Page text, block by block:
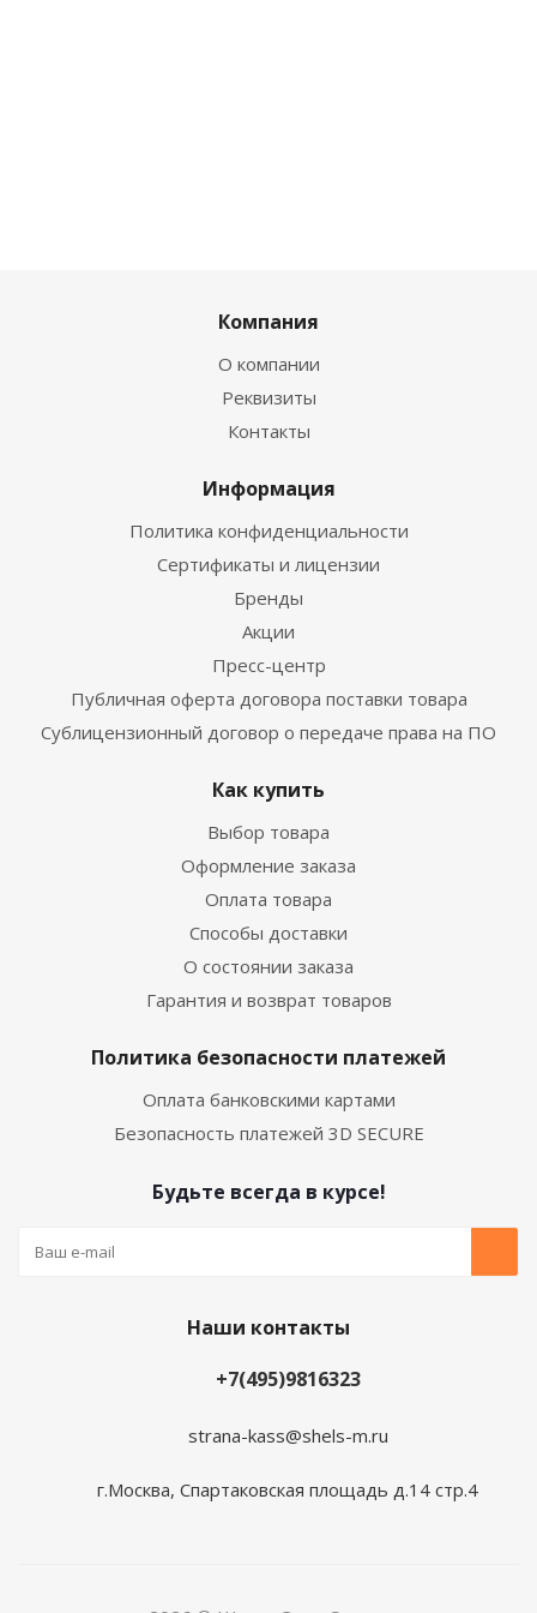
Компания
О компании
Реквизиты
Контакты
Информация
Политика конфиденциальности
Сертификаты и лицензии
Бренды
Акции
Пресс-центр
Публичная оферта договора поставки товара
Сублицензионный договор о передаче права на ПО
Как купить
Выбор товара
Оформление заказа
Оплата товара
Способы доставки
О состоянии заказа
Гарантия и возврат товаров
Политика безопасности платежей
Оплата банковскими картами
Безопасность платежей 3D SECURE
Будьте всегда в курсе!
Наши контакты
+7(495)9816323
strana-kass@shels-m.ru
г.Москва, Спартаковская площадь д.14 стр.4